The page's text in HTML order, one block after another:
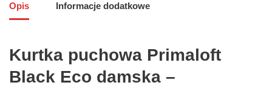
Opis Informacje dodatkowe
Kurtka puchowa Primaloft
Black Eco damska –